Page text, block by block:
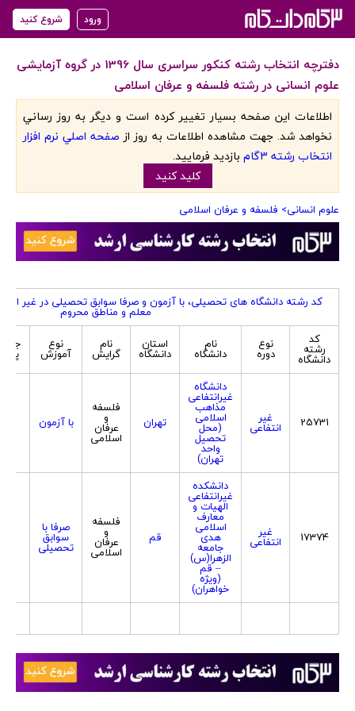
ورود شروع کنید
دفترچه انتخاب رشته کنکور سراسری سال 1396 در گروه آزمایشی
علوم انسانی در رشته فلسفه و عرفان اسلامی
اطلاعات اين صفحه بسيار تغيير کرده است و ديگر به روز رساني
نخواهد شد. جهت مشاهده اطلاعات به روز از صفحه اصلي نرم افزار
انتخاب رشته 3گام
بازديد فرماييد.
کليد کنيد
علوم انسانی> فلسفه و عرفان اسلامی
کد رشته دانشگاه های تحصیلی، با آزمون و صرفا سوابق تحصیلی در غیر
معلم و مناطق محروم
کد
رشته
دانشگاه
نوع
دوره
نام
دانشگاه
استان
دانشگاه
نام
گرایش
نوع
آموزش
25731 غیر
انتفاعی
دانشگاه
غیرانتفاعی
مذاهب
اسلامی
(محل
تحصیل
واحد
تهران)
تهران
فلسفه
و
عرفان
اسلامی
با آزمون
17374 غیر
انتفاعی
دانشکده
غیرانتفاعی
الهیات و
معارف
اسلامی
هدی
جامعه
الزهرا(س)
– قم
(ویژه
خواهران)
قم
فلسفه
و
عرفان
اسلامی
صرفا با
سوابق
تحصیلی